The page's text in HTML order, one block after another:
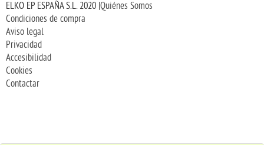
ELKO EP ESPAÑA S.L. 2020 | Quiénes Somos
Condiciones de compra
Aviso legal
Privacidad
Accesibilidad
Cookies
Contactar